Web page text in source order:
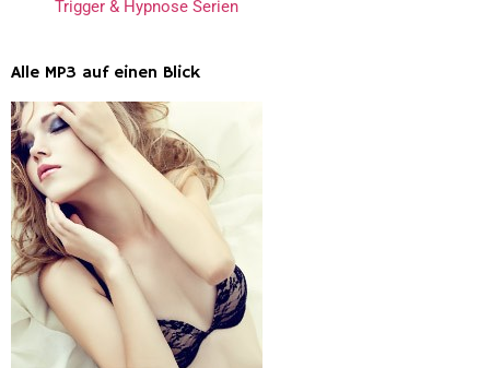
Trigger & Hypnose Serien
Alle MP3 auf einen Blick